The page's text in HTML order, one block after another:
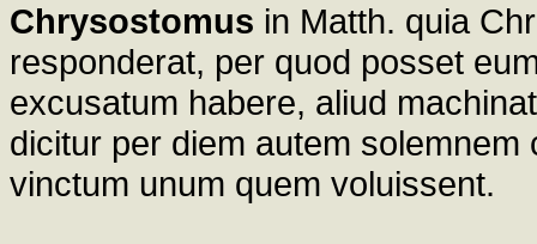
Chrysostomus in Matth. quia
responderat, per quod posset
excusatum habere, aliud
dicitur per diem autem
vinctum unum quem voluissent.